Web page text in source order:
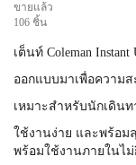
ขายแล้ว
106 ชิ้น
เต็นท์ Coleman Instant
ออกแบบมาเพื่อความ
เหมาะสำหรับนักเดิน
ใช้งานง่าย และพร้อม
พร้อมใช้งานภายในไ